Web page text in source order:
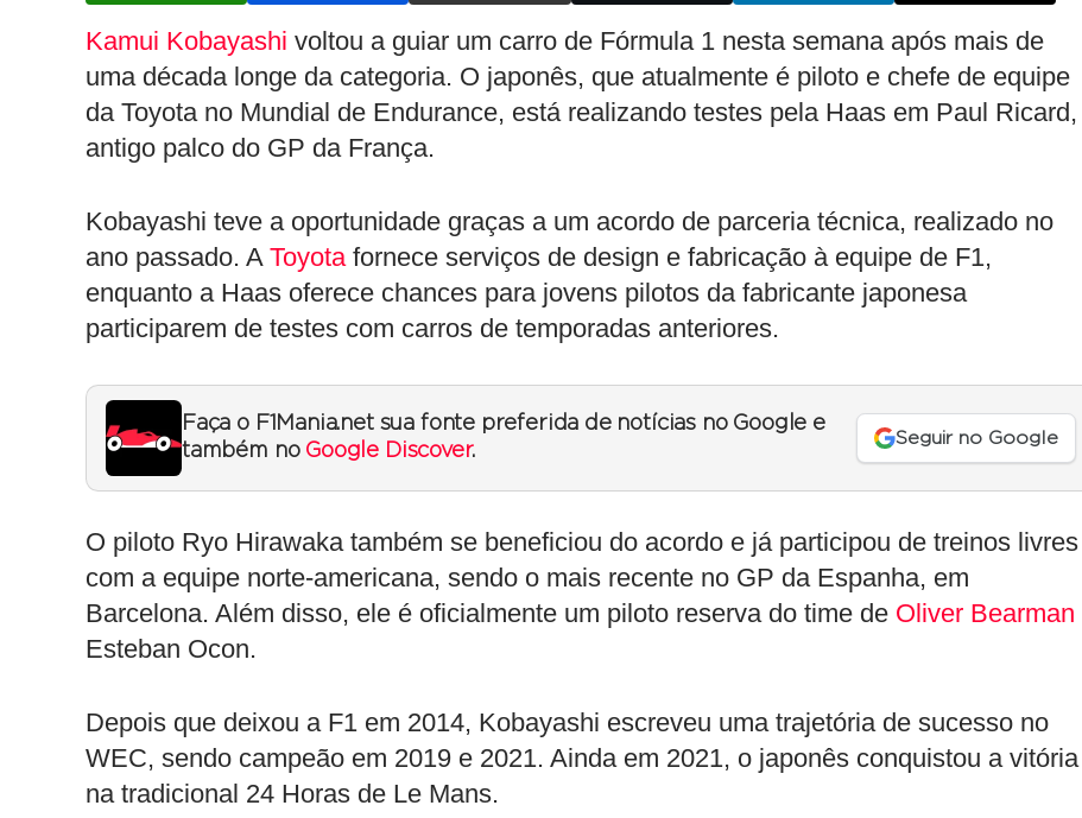
Kamui Kobayashi voltou a guiar um carro de Fórmula 1 nesta semana após mais de
uma década longe da categoria. O japonês, que atualmente é piloto e chefe de equipe
da Toyota no Mundial de Endurance, está realizando testes pela Haas em Paul Ricard,
antigo palco do GP da França.
Kobayashi teve a oportunidade graças a um acordo de parceria técnica, realizado no
ano passado. A Toyotafornece serviços de design e fabricação à equipe de F1,
enquanto a Haas oferece chances para jovens pilotos da fabricante japonesa
participarem de testes com carros de temporadas anteriores.
Faça o F1Mania.net sua fonte preferida de notícias no Google e
também no Google Discover.
Seguir no Google
O piloto Ryo Hirawaka também se beneficiou do acordo e já participou de treinos livres
com a equipe norte-americana, sendo o mais recente no GP da Espanha, em
Barcelona. Além disso, ele é oficialmente um piloto reserva do time de Oliver Bearman
Esteban Ocon.
Depois que deixou a F1 em 2014, Kobayashi escreveu uma trajetória de sucesso no
WEC, sendo campeão em 2019 e 2021. Ainda em 2021, o japonês conquistou a vitória
na tradicional 24 Horas de Le Mans.